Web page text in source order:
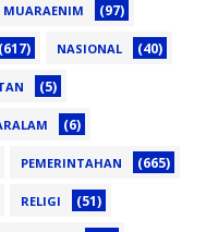
MUARAENIM (97)
(617) NASIONAL (40)
(5)
(6)
PEMERINTAHAN (665)
RELIGI (51)